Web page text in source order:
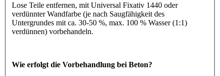
Lose Teile entfernen, mit Universal Fixativ 1440 oder
verdünnter Wandfarbe (je nach Saugfähigkeit des
Untergrundes mit ca. 30-50 %, max. 100 % Wasser (1:1)
verdünnen) vorbehandeln.
Wie erfolgt die Vorbehandlung bei Beton?